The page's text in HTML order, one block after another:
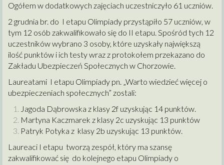
Ogółem w dodatkowych zajęciach uczestniczyło 61 uczniów.
2 grudnia br. do I etapu Olimpiady przystąpiło 57 uczniów, w
tym 12 osób zakwalifikowało się do II etapu. Spośród tych 12
uczestników wybrano 3 osoby, które uzyskały największą
ilość punktów i ich testy wraz z protokołem przekazano do
Zakładu Ubezpieczeń Społecznych w Chorzowie.
Laureatami I etapu Olimpiady pn. „Warto wiedzieć więcej o
ubezpieczeniach społecznych” zostali:
Jagoda Dąbrowska z klasy 2f uzyskując 14 punktów.
Martyna Kaczmarek z klasy 2c uzyskując 13 punktów
Patryk Potyka z klasy 2b uzyskując 13 punktów.
Laureaci I etapu tworzą zespół, który ma szansę
zakwalifikować się do kolejnego etapu Olimpiady o